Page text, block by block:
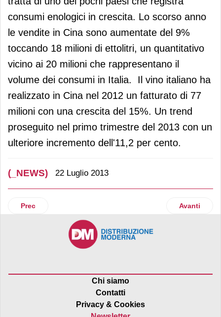
consumi enologici in crescita. Lo scorso anno
le vendite in Cina sono aumentate del 9%
toccando 18 milioni di ettolitri, un quantitativo
vicino ai 20 milioni che rappresentano il
volume dei consumi in Italia. Il vino italiano ha
realizzato in Cina nel 2012 un fatturato di 77
milioni con una crescita del 15%. Un trend
proseguito nel primo trimestre del 2013 con un
ulteriore incremento dell'11,2 per cento.
(_NEWS) 22 Luglio 2013
Articolo precedente: Mercatopoli, nuovo punto vendita a
Prec Articolo
Avanti
Chi siamo
Contatti
Privacy & Cookies